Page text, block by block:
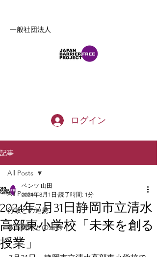
一般社団法人
ログイン
記事
All Posts
行政との連携
教育機関との連携
All Posts
2024年7月31日静岡市立清水
高部東小学校「未来を創る
授業」
ベンツ 山田
2024年8月1日 読了時間: 1分